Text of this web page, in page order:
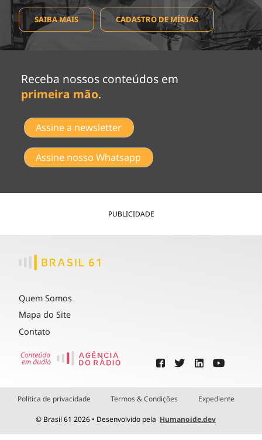
SAIBA MAIS CADASTRO DE MÍDIAS
Receba nossos conteúdos em
primeira mão.
Assine a newsletter
Assine nosso Whatsapp
PUBLICIDADE
Quem Somos
Mapa do Site
Contato
Política de privacidade Termos & Condições Expediente
© Brasil 61 2026 • Desenvolvido pela Humanoide.dev